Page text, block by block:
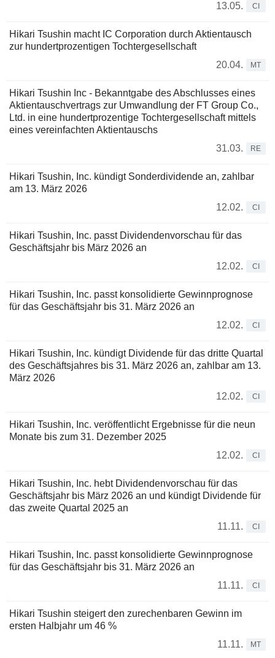
13.05.
CI
Hikari Tsushin macht IC Corporation durch Aktientausch
zur hundertprozentigen Tochtergesellschaft
20.04.
MT
Hikari Tsushin Inc - Bekanntgabe des Abschlusses eines
Aktientauschvertrags zur Umwandlung der FT Group Co.,
Ltd. in eine hundertprozentige Tochtergesellschaft mittels
eines vereinfachten Aktientauschs
31.03.
RE
Hikari Tsushin, Inc. kündigt Sonderdividende an, zahlbar
am 13. März 2026
12.02.
CI
Hikari Tsushin, Inc. passt Dividendenvorschau für das
Geschäftsjahr bis März 2026 an
12.02.
CI
Hikari Tsushin, Inc. passt konsolidierte Gewinnprognose
für das Geschäftsjahr bis 31. März 2026 an
12.02.
CI
Hikari Tsushin, Inc. kündigt Dividende für das dritte Quartal
des Geschäftsjahres bis 31. März 2026 an, zahlbar am 13.
März 2026
12.02.
CI
Hikari Tsushin, Inc. veröffentlicht Ergebnisse für die neun
Monate bis zum 31. Dezember 2025
12.02.
CI
Hikari Tsushin, Inc. hebt Dividendenvorschau für das
Geschäftsjahr bis März 2026 an und kündigt Dividende für
das zweite Quartal 2025 an
11.11.
CI
Hikari Tsushin, Inc. passt konsolidierte Gewinnprognose
für das Geschäftsjahr bis 31. März 2026 an
11.11.
CI
Hikari Tsushin steigert den zurechenbaren Gewinn im
ersten Halbjahr um 46 %
11.11.
MT